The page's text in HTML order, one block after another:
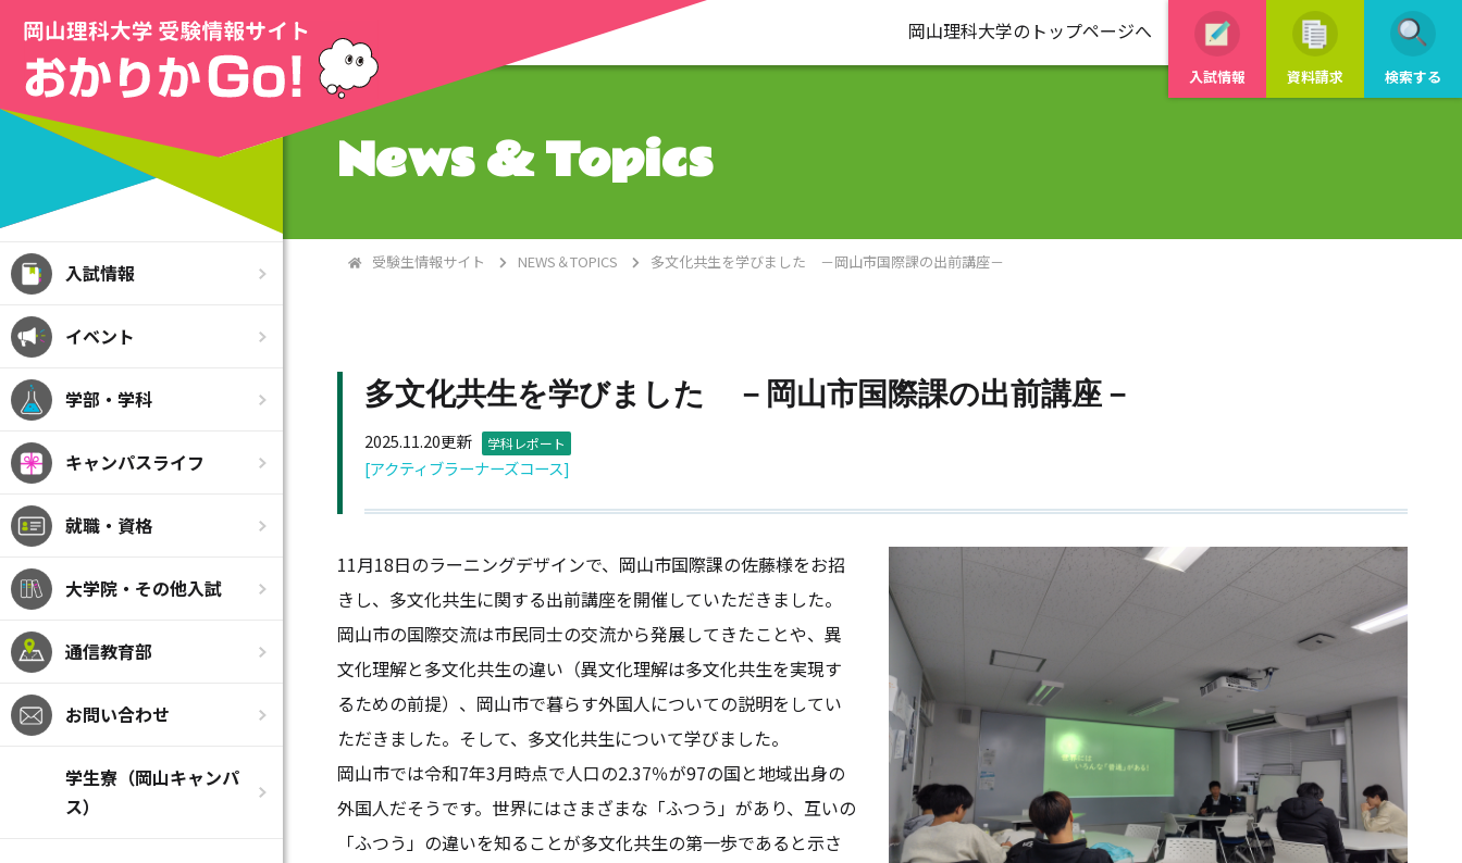
入試情報
イベント
学部・学科
キャンパスライフ
就職・資格
大学院・その他入試
通信教育部
お問い合わせ
学生寮（岡山キャンパ
ス）
岡山理科大学のトップページへ
入試情報 資料請求 検索する
News & Topics
受験生情報サイト NEWS＆TOPICS 多文化共生を学びました －岡山市国際課の出前講座－
多文化共生を学びました －岡山市国際課の出前講座－
2025.11.20更新 学科レポート
[アクティブラーナーズコース]
11月18日のラーニングデザインで、岡山市国際課の佐藤様をお招
きし、多文化共生に関する出前講座を開催していただきました。
岡山市の国際交流は市民同士の交流から発展してきたことや、異
文化理解と多文化共生の違い（異文化理解は多文化共生を実現す
るための前提）、岡山市で暮らす外国人についての説明をしてい
ただきました。そして、多文化共生について学びました。
岡山市では令和7年3月時点で人口の2.37％が97の国と地域出身の
外国人だそうです。世界にはさまざまな「ふつう」があり、互いの
「ふつう」の違いを知ることが多文化共生の第一歩であると示さ